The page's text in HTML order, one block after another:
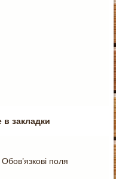
закладки
поля